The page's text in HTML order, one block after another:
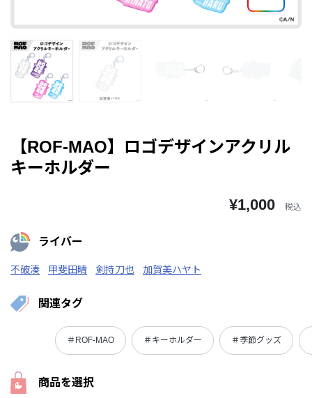
【ROF-MAO】ロゴデザインアクリル
キーホルダー
¥1,000 税込
ライバー
不破湊 甲斐田晴 剣持刀也 加賀美ハヤト
関連タグ
＃ROF-MAO ＃キーホルダー ＃季節グッズ
商品を選択